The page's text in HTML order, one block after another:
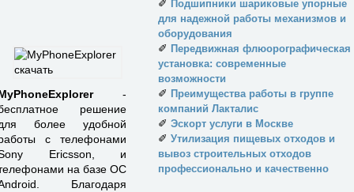
-
решение
более удобной
с телефонами
Ericsson, и
на базе ОС
Благодаря
✐ Подшипники шариковые упорные
для надежной работы механизмов и
оборудования
✐ Передвижная флюорографическая
установка: современные
возможности
✐ Преимущества работы в группе
компаний Лакталис
✐ Эскорт услуги в Москве
✐ Утилизация пищевых отходов и
вывоз строительных отходов
профессионально и качественно